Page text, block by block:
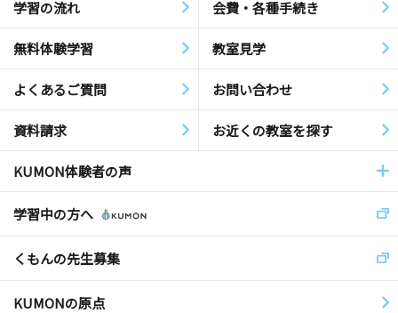
学習の流れ 会費・各種手続き
無料体験学習 教室見学
よくあるご質問 お問い合わせ
資料請求 お近くの教室を探す
KUMON体験者の声
学習中の方へ
くもんの先生募集
KUMONの原点